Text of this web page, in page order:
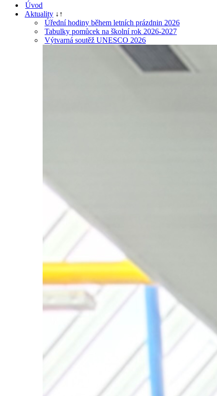
Úvod
Aktuality ↓ ↑
Úřední hodiny během letních prázdnin 2026
Tabulky pomůcek na školní rok 2026-2027
Výtvarná soutěž UNESCO 2026